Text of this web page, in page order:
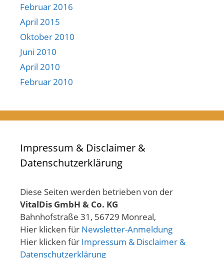
Februar 2016
April 2015
Oktober 2010
Juni 2010
April 2010
Februar 2010
Impressum & Disclaimer &
Datenschutzerklärung
Diese Seiten werden betrieben von der
VitalDis GmbH & Co. KG
Bahnhofstraße 31, 56729 Monreal,
Hier klicken für Newsletter-Anmeldung
Hier klicken für Impressum & Disclaimer &
Datenschutzerklärung